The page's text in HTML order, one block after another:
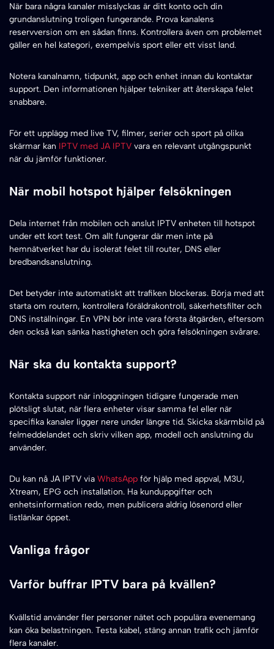
När bara några kanaler misslyckas är ditt konto och din
grundanslutning troligen fungerande. Prova kanalens
reservversion om en sådan finns. Kontrollera även om problemet
gäller en hel kategori, exempelvis sport eller ett visst land.
Notera kanalnamn, tidpunkt, app och enhet innan du kontaktar
support. Den informationen hjälper tekniker att återskapa felet
snabbare.
För ett upplägg med live TV, filmer, serier och sport på olika
skärmar kan IPTV med JA IPTV vara en relevant utgångspunkt
när du jämför funktioner.
När mobil hotspot hjälper felsökningen
Dela internet från mobilen och anslut IPTV enheten till hotspot
under ett kort test. Om allt fungerar där men inte på
hemnätverket har du isolerat felet till router, DNS eller
bredbandsanslutning.
Det betyder inte automatiskt att trafiken blockeras. Börja med att
starta om routern, kontrollera föräldrakontroll, säkerhetsfilter och
DNS inställningar. En VPN bör inte vara första åtgärden, eftersom
den också kan sänka hastigheten och göra felsökningen svårare.
När ska du kontakta support?
Kontakta support när inloggningen tidigare fungerade men
plötsligt slutat, när flera enheter visar samma fel eller när
specifika kanaler ligger nere under längre tid. Skicka skärmbild på
felmeddelandet och skriv vilken app, modell och anslutning du
använder.
Du kan nå JA IPTV via WhatsApp för hjälp med appval, M3U,
Xtream, EPG och installation. Ha kunduppgifter och
enhetsinformation redo, men publicera aldrig lösenord eller
listlänkar öppet.
Vanliga frågor
Varför buffrar IPTV bara på kvällen?
Kvällstid använder fler personer nätet och populära evenemang
kan öka belastningen. Testa kabel, stäng annan trafik och jämför
flera kanaler.